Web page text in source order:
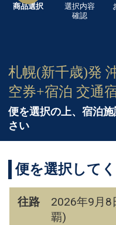
商品選択
選択内容
確認
札幌(新千歳)発
空券+宿泊 交通
便を選択の上、宿泊
さい
便を選択して
往路
2026年9月
覇)